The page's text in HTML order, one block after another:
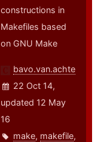
constructions in
Makefiles based
on GNU Make
bavo.van.achte
22 Oct 14,
updated 12 May
16
make, makefile,